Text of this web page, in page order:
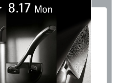
お届けします。
引適用前の商品代金
料を除く）合計が
ご注文が対象となります。